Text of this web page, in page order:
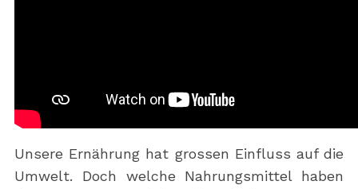
Unsere Ernährung hat grossen Einfluss auf die
Umwelt. Doch welche Nahrungsmittel haben